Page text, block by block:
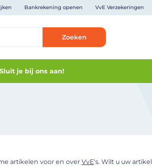
Bankrekening openen VvE Verzekeringen
Zoeken
Sluit je bij ons aan!
artikelen voor en over VvE‘s. Wilt u uw artikel